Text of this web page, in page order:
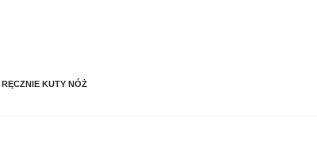
RĘCZNIE KUTY NÓŻ